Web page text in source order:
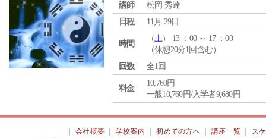
講師
松岡 秀達
日程
11月 29日
時間
（土） 13 ：00 ～ 17 ：00
（休憩20分1回含む）
回数
全1回
料金
10,760円
一般10,760円/入学者9,680円
会社概要 ｜学校案内 ｜初めての方へ 講座一覧
ス